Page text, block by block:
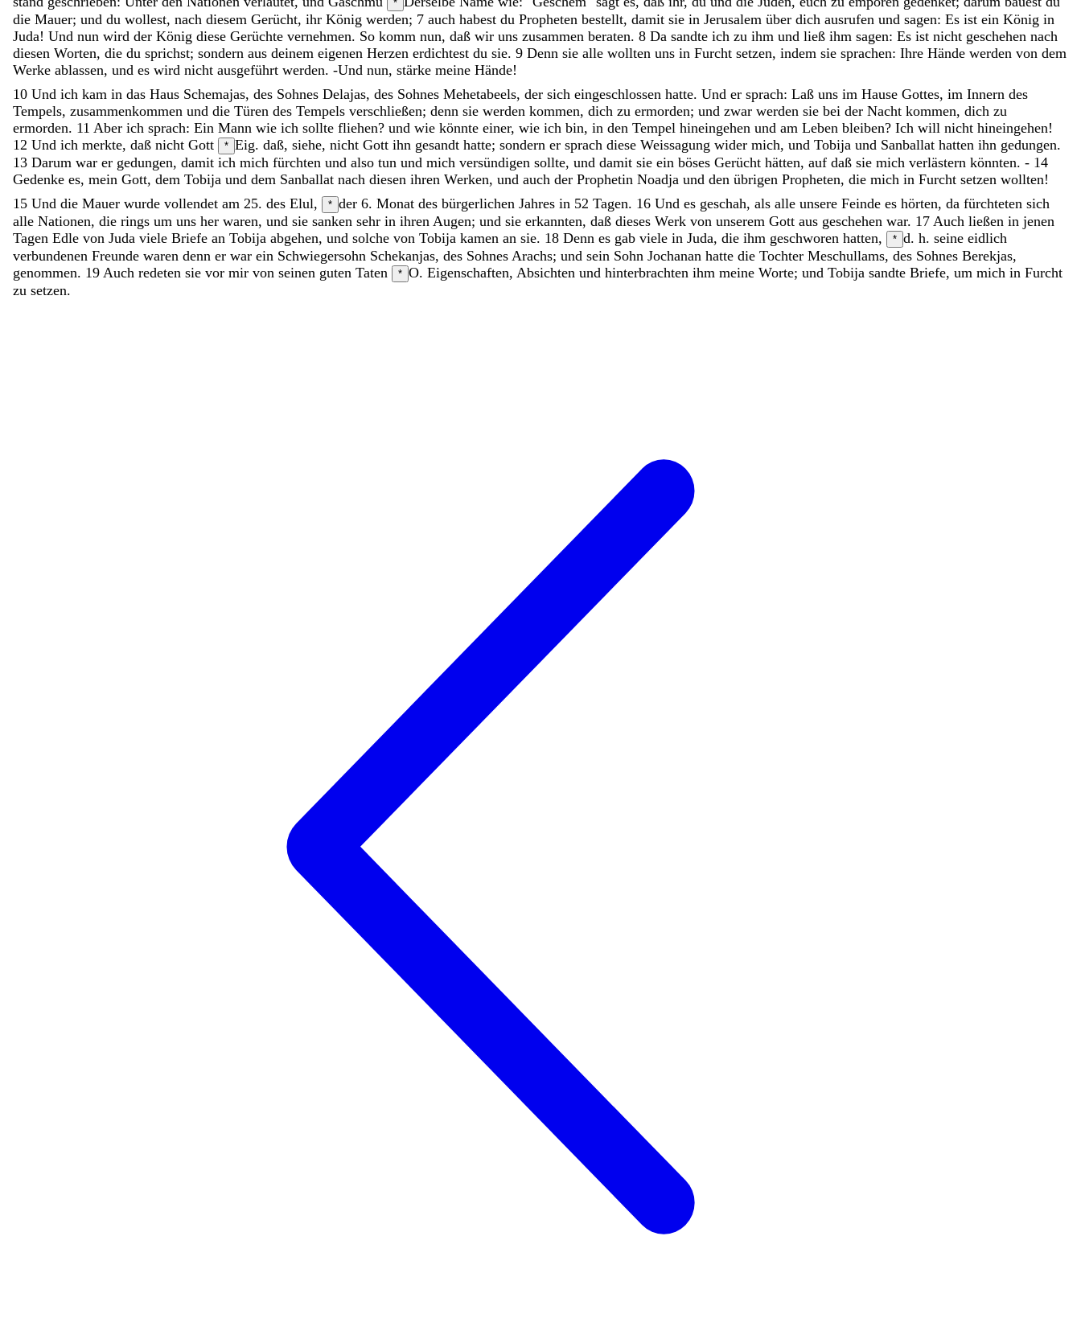
*
die Mauer; und du wollest, nach diesem Gerücht, ihr König werden; 7 auch habest du Propheten bestellt, damit sie in Jerusalem über dich ausrufen und sagen: Es ist ein König in
Juda! Und nun wird der König diese Gerüchte vernehmen. So komm nun, daß wir uns zusammen beraten. 8 Da sandte ich zu ihm und ließ ihm sagen: Es ist nicht geschehen nach
diesen Worten, die du sprichst; sondern aus deinem eigenen Herzen erdichtest du sie. 9 Denn sie alle wollten uns in Furcht setzen, indem sie sprachen: Ihre Hände werden von dem
Werke ablassen, und es wird nicht ausgeführt werden. -Und nun, stärke meine Hände!
10 Und ich kam in das Haus Schemajas, des Sohnes Delajas, des Sohnes Mehetabeels, der sich eingeschlossen hatte. Und er sprach: Laß uns im Hause Gottes, im Innern des
Tempels, zusammenkommen und die Türen des Tempels verschließen; denn sie werden kommen, dich zu ermorden; und zwar werden sie bei der Nacht kommen, dich zu
ermorden. 11 Aber ich sprach: Ein Mann wie ich sollte fliehen? und wie könnte einer, wie ich bin, in den Tempel hineingehen und am Leben bleiben? Ich will nicht hineingehen!
12 Und ich merkte, daß nicht Gott * Eig. daß, siehe, nicht Gott ihn gesandt hatte; sondern er sprach diese Weissagung wider mich, und Tobija und Sanballat hatten ihn gedungen.
13 Darum war er gedungen, damit ich mich fürchten und also tun und mich versündigen sollte, und damit sie ein böses Gerücht hätten, auf daß sie mich verlästern könnten. - 14
Gedenke es, mein Gott, dem Tobija und dem Sanballat nach diesen ihren Werken, und auch der Prophetin Noadja und den übrigen Propheten, die mich in Furcht setzen wollten!
15 Und die Mauer wurde vollendet am 25. des Elul, * der 6. Monat des bürgerlichen Jahres in 52 Tagen. 16 Und es geschah, als alle unsere Feinde es hörten, da fürchteten sich
alle Nationen, die rings um uns her waren, und sie sanken sehr in ihren Augen; und sie erkannten, daß dieses Werk von unserem Gott aus geschehen war. 17 Auch ließen in jenen
Tagen Edle von Juda viele Briefe an Tobija abgehen, und solche von Tobija kamen an sie. 18 Denn es gab viele in Juda, die ihm geschworen hatten, * d. h. seine eidlich
verbundenen Freunde waren denn er war ein Schwiegersohn Schekanjas, des Sohnes Arachs; und sein Sohn Jochanan hatte die Tochter Meschullams, des Sohnes Berekjas,
genommen. 19 Auch redeten sie vor mir von seinen guten Taten * O. Eigenschaften, Absichten und hinterbrachten ihm meine Worte; und Tobija sandte Briefe, um mich in Furcht
zu setzen.